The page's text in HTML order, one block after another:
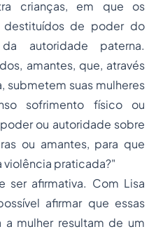
crianças, em que os
destituídos de poder do
autoridade paterna.
amantes, que, através
submetem suas mulheres
sofrimento físico ou
ou autoridade sobre
ou amantes, para que
violência praticada?"
ser afirmativa. Com Lisa
afirmar que essas
mulher resultam de um